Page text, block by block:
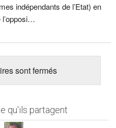
indépendants de l’Etat) en
l’opposi…
sont fermés
qu'ils partagent